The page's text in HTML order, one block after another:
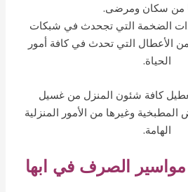
سكان ومرضى.
الضخمة التي تجحدث في شبكات
التي تحدث في كافة أمور
الحياة.
كافة شئون المنزل من غسيل
وغيرها من الأمور المنزلية
الهامة.
الصرف في ابها